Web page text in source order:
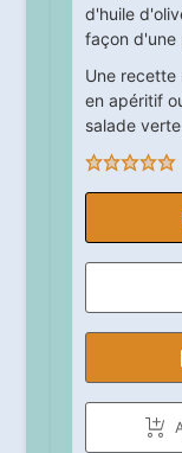
d'huile
façon d'une
Une recette
en apéritif
salade